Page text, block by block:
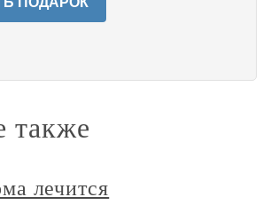
также
лечится